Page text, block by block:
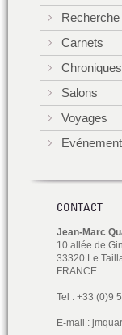
Carnets
Chroniques
Salons
Voyages
CONTACT
Jean-Marc
10 allée de
33320 Le
FRANCE
Tel : +33 (0)9
E-mail :